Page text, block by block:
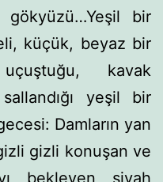
gökyüzü…Ye­şil bir
küçük, beyaz bir
kavak
ye­şil bir
Damların yan
gizli konuşan ve
bekleyen siyah